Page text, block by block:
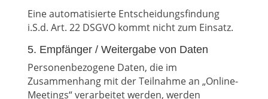
Eine automatisierte Entscheidungsfindung
i.S.d. Art. 22 DSGVO kommt nicht zum Einsatz.
5. Empfänger / Weitergabe von Daten
Personenbezogene Daten, die im
Zusammenhang mit der Teilnahme an „Online-
Meetings“ verarbeitet werden, werden